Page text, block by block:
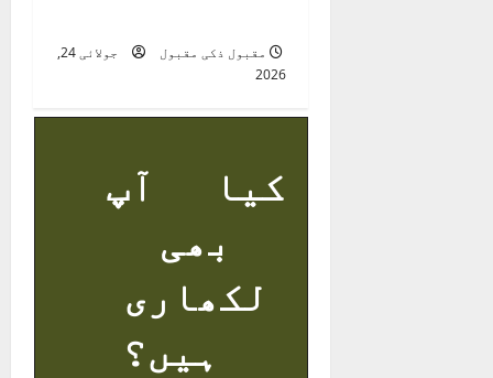
مقبول ذکی مقبول
جولائی 24,
2026
کیا آپ
بھی
لکھاری
ہیں؟